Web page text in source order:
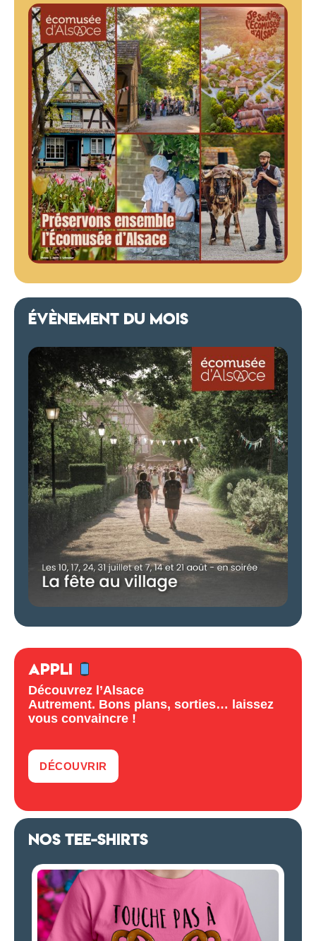
ÉVÈNEMENT DU MOIS
APPLI
Découvrez l’Alsace
Autrement. Bons plans, sorties… laissez
vous convaincre !
DÉCOUVRIR
NOS TEE-SHIRTS